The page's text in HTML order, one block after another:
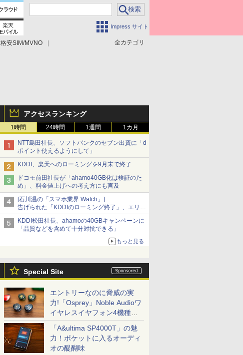
Impress サイト
全カテゴリ
格安SIM/MVNO
アクセスランキング
1時間 24時間 1週間 1カ月
NTT島田社長、ソフトバンクのセブン出資に「d
ポイント使えるようにして」
KDDI、楽天へのローミングを9月末で終了
ドコモ前田社長が「ahamo40GB化は検証のた
め」、料金値上げへの考え方にも言及
[石川温の「スマホ業界 Watch」]
告げられた「KDDIのローミング終了」、エリア
マップの落とし穴と楽天モバイルの課題
KDDI松田社長、ahamoの40GBキャンペーンに
「品質などを含めて十分対抗できる」
もっと見る
Special Site
エントリーなのに脅威の実
力!「Osprey」Noble Audioワ
イヤレスイヤフォン4機種を
一気に聴く
「A&ultima SP4000T」の魅
力！ポケットに入るオーディ
オの醍醐味